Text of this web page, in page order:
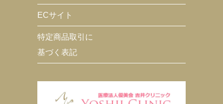
ECサイト
特定商品取引に
基づく表記